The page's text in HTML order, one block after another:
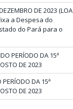
DE 2023 (LOA
a Despesa do
do Pará para o
PERÍODO DA 15ª
DE 2023
PERÍODO DA 15ª
DE 2023